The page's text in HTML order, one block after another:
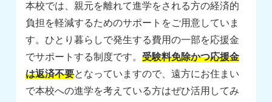
本校では、親元を離れて進学をされる方の経済的
負担を軽減するためのサポートをご用意していま
す。ひとり暮らしで発生する費用の一部を応援金
でサポートする制度です。受験料免除かつ応援金
は返済不要となっていますので、遠方にお住まい
で本校への進学を考えている方はぜひ活用してみ